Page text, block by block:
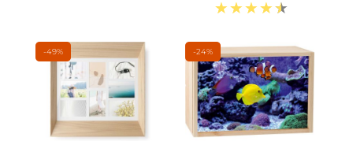
-49% -24%